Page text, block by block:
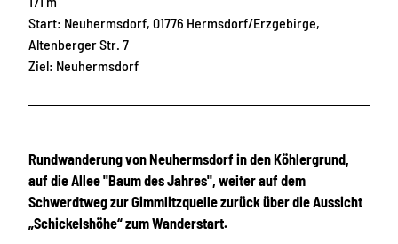
Start: Neuhermsdorf, 01776 Hermsdorf/Erzgebirge,
Altenberger Str. 7
Ziel: Neuhermsdorf
Rundwanderung von Neuhermsdorf in den Köhlergrund,
auf die Allee "Baum des Jahres", weiter auf dem
Schwerdtweg zur Gimmlitzquelle zurück über die Aussicht
„Schickelshöhe“ zum Wanderstart.